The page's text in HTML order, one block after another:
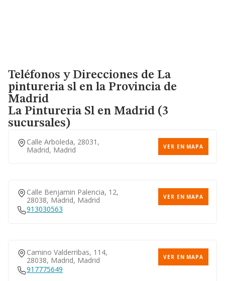
Teléfonos y Direcciones de La
pintureria sl en la Provincia de
Madrid
La Pintureria Sl en Madrid (3
sucursales)
Calle Arboleda, 28031,
Madrid, Madrid
VER EN MAPA
Calle Benjamin Palencia, 12,
28038, Madrid, Madrid
VER EN MAPA
913030563
Camino Valderribas, 114,
28038, Madrid, Madrid
VER EN MAPA
917775649